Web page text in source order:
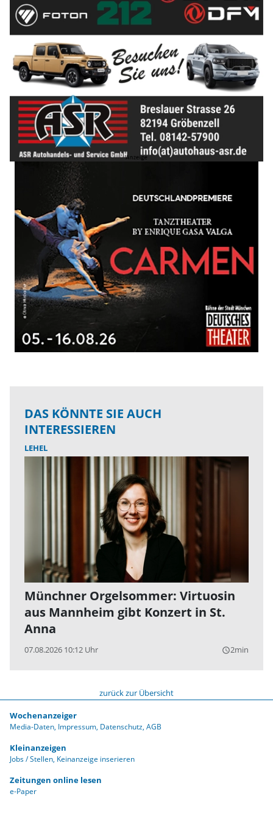
DAS KÖNNTE SIE AUCH
INTERESSIEREN
LEHEL
Münchner Orgelsommer: Virtuosin
aus Mannheim gibt Konzert in St.
Anna
07.08.2026 10:12 Uhr query_builder2min
zurück zur Übersicht
Wochenanzeiger
Media-Daten Impressum Datenschutz AGB
Kleinanzeigen
Jobs / Stellen Keinanzeige inserieren
Zeitungen online lesen
e-Paper